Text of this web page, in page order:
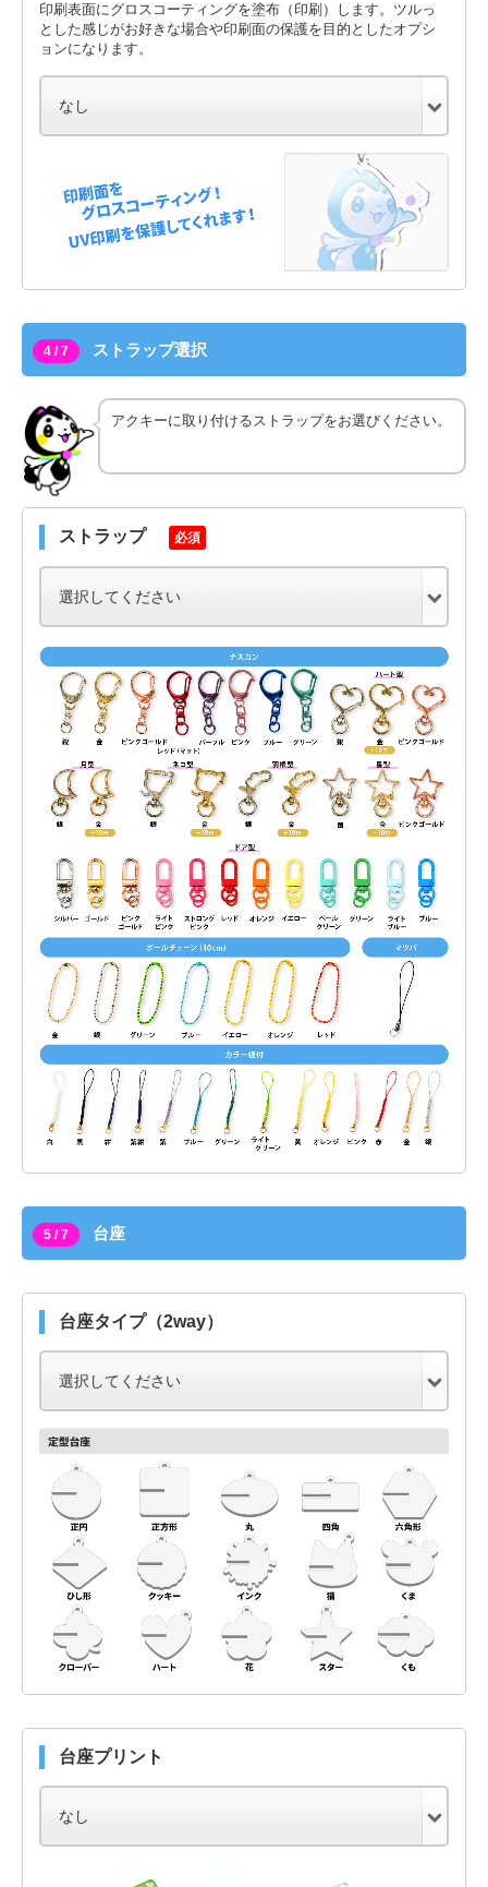
印刷表面にグロスコーティングを塗布（印刷）します。ツルっ
とした感じがお好きな場合や印刷面の保護を目的としたオプシ
ョンになります。
4 / 7 ストラップ選択
アクキーに取り付けるストラップをお選びください。
ストラップ 必須
5 / 7 台座
台座タイプ（2way）
台座プリント